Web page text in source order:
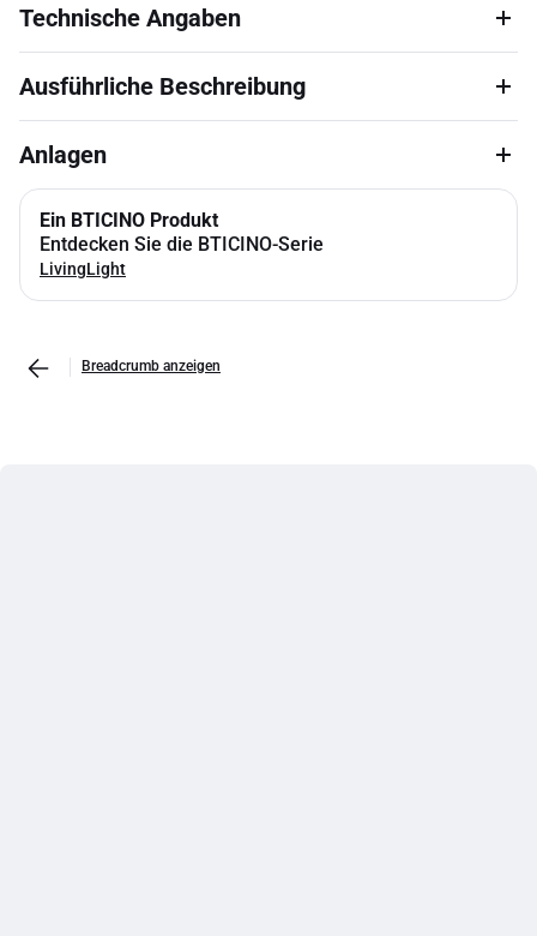
Technische Angaben
Ausführliche Beschreibung
Anlagen
Ein BTICINO Produkt
Entdecken Sie die BTICINO-Serie
LivingLight
Breadcrumb anzeigen